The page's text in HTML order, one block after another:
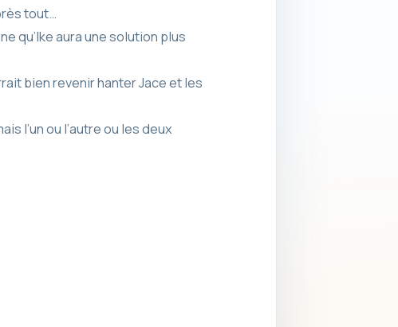
tout…
qu’Ike aura une solution plus
bien revenir hanter Jace et les
l’un ou l’autre ou les deux